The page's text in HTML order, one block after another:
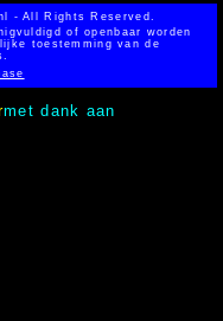
- All Rights Reserved.
of openbaar worden
toestemming van de
met dank aan